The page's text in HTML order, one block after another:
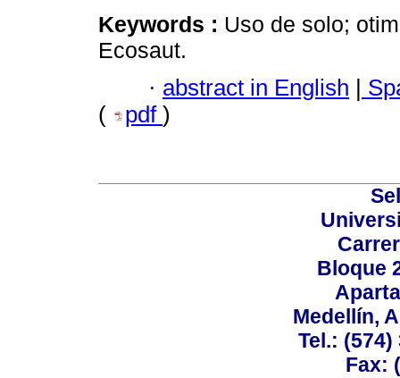
Keywords : Uso de solo;
Ecosaut.
· abstract in English
(
pdf )
Bloque
Medellín,
Tel.: (574)
Fax: